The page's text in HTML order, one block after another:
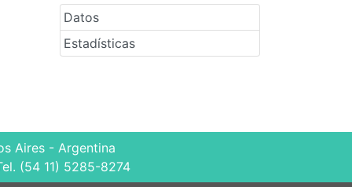
Datos
Estadísticas
Aires - Argentina
(54 11) 5285-8274